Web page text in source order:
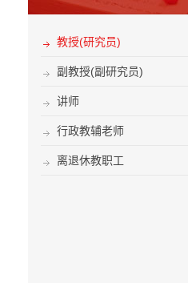
教授(研究员)
副教授(副研究员)
讲师
行政教辅老师
离退休教职工